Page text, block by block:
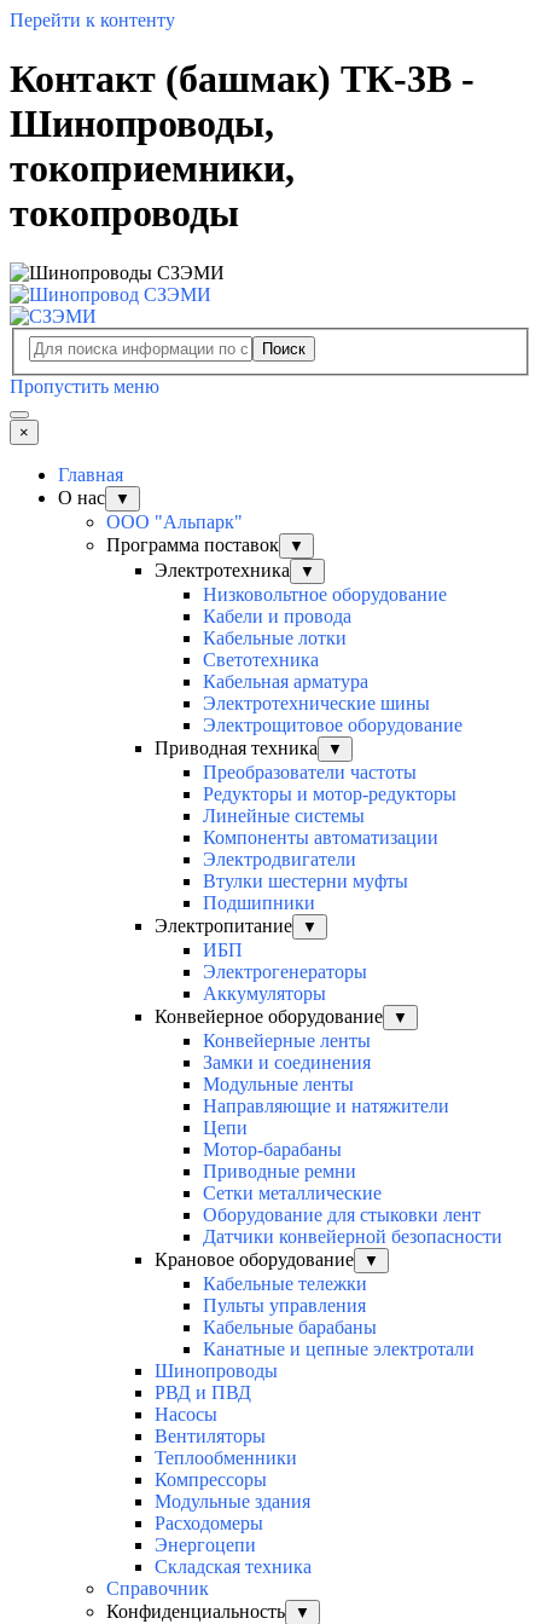
Перейти к контенту
Контакт (башмак) ТК-3В -
Шинопроводы,
токоприемники,
токопроводы
Поиск
Пропустить меню
×
Главная
О нас
▼
ООО "Альпарк"
Программа поставок
▼
Электротехника ▼
Низковольтное оборудование
Кабели и провода
Кабельные лотки
Светотехника
Кабельная арматура
Электротехнические шины
Электрощитовое оборудование
Приводная техника
▼
Преобразователи частоты
Редукторы и мотор-редукторы
Линейные системы
Компоненты автоматизации
Электродвигатели
Втулки шестерни муфты
Подшипники
Электропитание
▼
ИБП
Электрогенераторы
Аккумуляторы
Конвейерное оборудование
▼
Конвейерные ленты
Замки и соединения
Модульные ленты
Направляющие и натяжители
Цепи
Мотор-барабаны
Приводные ремни
Сетки металлические
Оборудование для стыковки лент
Датчики конвейерной безопасности
Крановое оборудование
▼
Кабельные тележки
Пульты управления
Кабельные барабаны
Канатные и цепные электротали
Шинопроводы
РВД и ПВД
Насосы
Вентиляторы
Теплообменники
Компрессоры
Модульные здания
Расходомеры
Энергоцепи
Складская техника
Справочник
Конфиденциальность
▼